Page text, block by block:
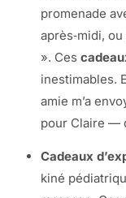
promenade
après‑midi,
». Ces
inestimables.
amie m’a
pour Claire —
Cadeaux
kiné